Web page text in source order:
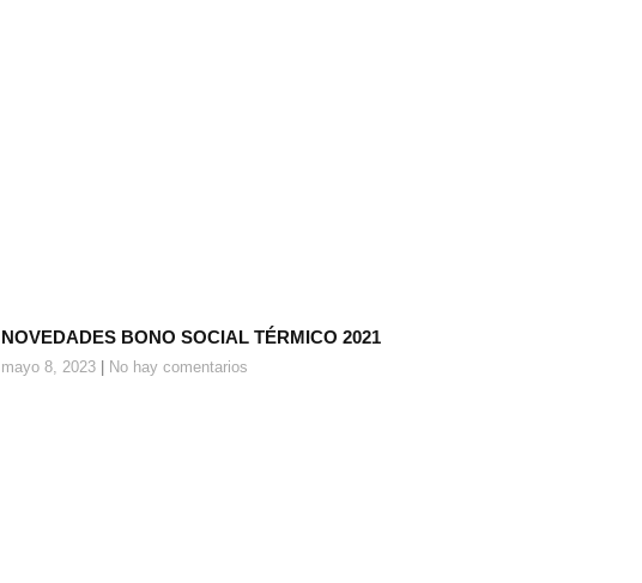
NOVEDADES BONO SOCIAL TÉRMICO 2021
mayo 8, 2023 No hay comentarios